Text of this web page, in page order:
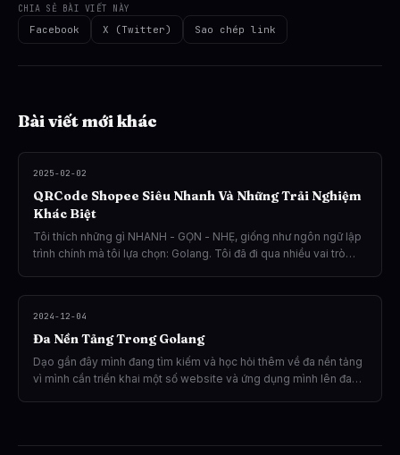
CHIA SẺ BÀI VIẾT NÀY
Facebook X (Twitter) Sao chép link
Bài viết mới khác
2025-02-02
QRCode Shopee Siêu Nhanh Và Những Trải Nghiệm
Khác Biệt
Tôi thích những gì NHANH - GỌN - NHẸ, giống như ngôn ngữ lập
trình chính mà tôi lựa chọn: Golang. Tôi đã đi qua nhiều vai trò
nơi tôi có thể tự do sáng tạo, tối ưu hóa mọi thứ và xây dựng
những sản phẩm độc lập, tiện dụng.
2024-12-04
Đa Nền Tảng Trong Golang
Dạo gần đây mình đang tìm kiếm và học hỏi thêm về đa nền tảng
vì mình cần triển khai một số website và ứng dụng mình lên đa